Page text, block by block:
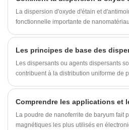
La dispersion d'oxyde d'étain et
fonctionnelle importante de
explore les propriétés des matériaux, la
domaines d'application, les avantages et
la dispersion d'oxyde d'antimoine et
pour les revêtements, l'électronique, les
énergie et les applications industrielles.
​Les dispersants ou agents dispersants
contribuent à la distribution uniforme de
surface, de leur tendance à
cet article, nous aborderons les principes
dispersants pour disperser des
La poudre de nanoferrite de baryum fait
magnétiques les plus utilisés en